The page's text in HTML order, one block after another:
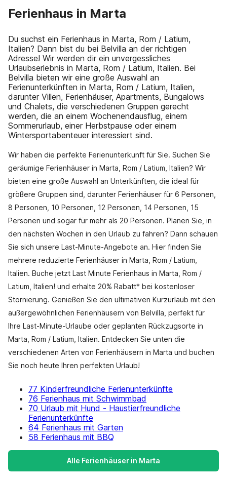
Ferienhaus in Marta
Du suchst ein Ferienhaus in Marta, Rom / Latium,
Italien? Dann bist du bei Belvilla an der richtigen
Adresse! Wir werden dir ein unvergessliches
Urlaubserlebnis in Marta, Rom / Latium, Italien. Bei
Belvilla bieten wir eine große Auswahl an
Ferienunterkünften in Marta, Rom / Latium, Italien,
darunter Villen, Ferienhäuser, Apartments, Bungalows
und Chalets, die verschiedenen Gruppen gerecht
werden, die an einem Wochenendausflug, einem
Sommerurlaub, einer Herbstpause oder einem
Wintersportabenteuer interessiert sind.
Wir haben die perfekte Ferienunterkunft für Sie. Suchen Sie
geräumige Ferienhäuser in Marta, Rom / Latium, Italien? Wir
bieten eine große Auswahl an Unterkünften, die ideal für
größere Gruppen sind, darunter Ferienhäuser für 6 Personen,
8 Personen, 10 Personen, 12 Personen, 14 Personen, 15
Personen und sogar für mehr als 20 Personen. Planen Sie, in
den nächsten Wochen in den Urlaub zu fahren? Dann schauen
Sie sich unsere Last-Minute-Angebote an. Hier finden Sie
mehrere reduzierte Ferienhäuser in Marta, Rom / Latium,
Italien. Buche jetzt Last Minute Ferienhaus in Marta, Rom /
Latium, Italien! und erhalte 20% Rabatt* bei kostenloser
Stornierung. Genießen Sie den ultimativen Kurzurlaub mit den
außergewöhnlichen Ferienhäusern von Belvilla, perfekt für
Ihre Last-Minute-Urlaube oder geplanten Rückzugsorte in
Marta, Rom / Latium, Italien. Entdecken Sie unten die
verschiedenen Arten von Ferienhäusern in Marta und buchen
Sie noch heute Ihren perfekten Urlaub!
77 Kinderfreundliche Ferienunterkünfte
76 Ferienhaus mit Schwimmbad
70 Urlaub mit Hund - Haustierfreundliche
Ferienunterkünfte
64 Ferienhaus mit Garten
58 Ferienhaus mit BBQ
Alle Ferienhäuser in Marta